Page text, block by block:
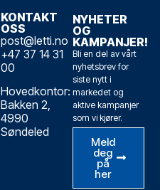
KONTAKT
OSS
post@letti.no
+47 37 14 31
00
Hovedkontor:
Bakken 2,
4990
Søndeled
NYHETER
OG
KAMPANJER!
Bli en del av vårt
nyhetsbrev for
siste nytt i
markedet og
aktive kampanjer
som vi kjører.
Meld
deg
på
her